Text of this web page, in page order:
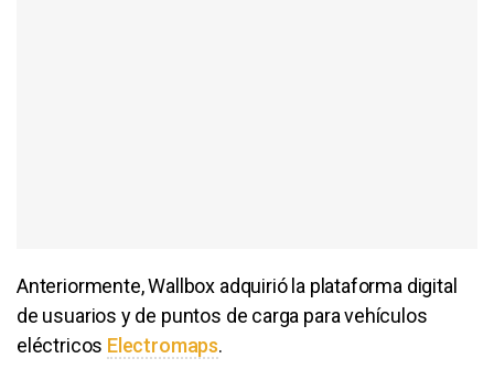
Anteriormente, Wallbox adquirió la plataforma digital
de usuarios y de puntos de carga para vehículos
eléctricos Electromaps.